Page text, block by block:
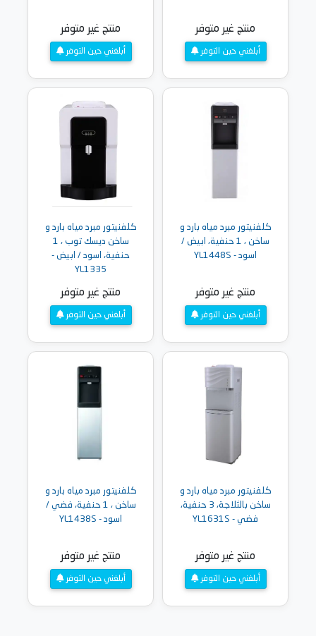
منتج غير متوفر
أبلغني حين التوفر
منتج غير متوفر
أبلغني حين التوفر
كلفنيتور مبرد مياه بارد و
ساخن ، 1 حنفية، ابيض /
اسود - YL1448S
منتج غير متوفر
أبلغني حين التوفر
كلفنيتور مبرد مياه بارد و
ساخن ديسك توب ، 1
حنفية، اسود / ابيض -
YL1335
منتج غير متوفر
أبلغني حين التوفر
كلفنيتور مبرد مياه بارد و
ساخن بالثلاجة، 3 حنفية،
فضي - YL1631S
منتج غير متوفر
أبلغني حين التوفر
كلفنيتور مبرد مياه بارد و
ساخن ، 1 حنفية، فضي /
اسود - YL1438S
منتج غير متوفر
أبلغني حين التوفر